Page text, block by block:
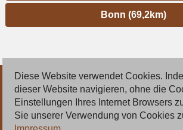
Bonn (69,2km)
© 2026 Deutsche Jobmarkt GmbH
Inserieren
Diese Website verwendet Cookies.
dieser Website navigieren, ohne die
Einstellungen Ihres Internet Browsers
Sie unserer Verwendung von Cookies